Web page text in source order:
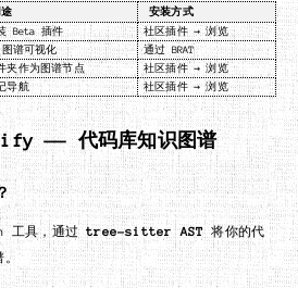
途
安装方式
Beta 插件
社区插件 → 浏览
图谱可视化
通过 BRAT
夹作为图谱节点
社区插件 → 浏览
导航 社区插件 → 浏览
—— 代码库知识图谱
工具，通过tree-sitter AST将你的代